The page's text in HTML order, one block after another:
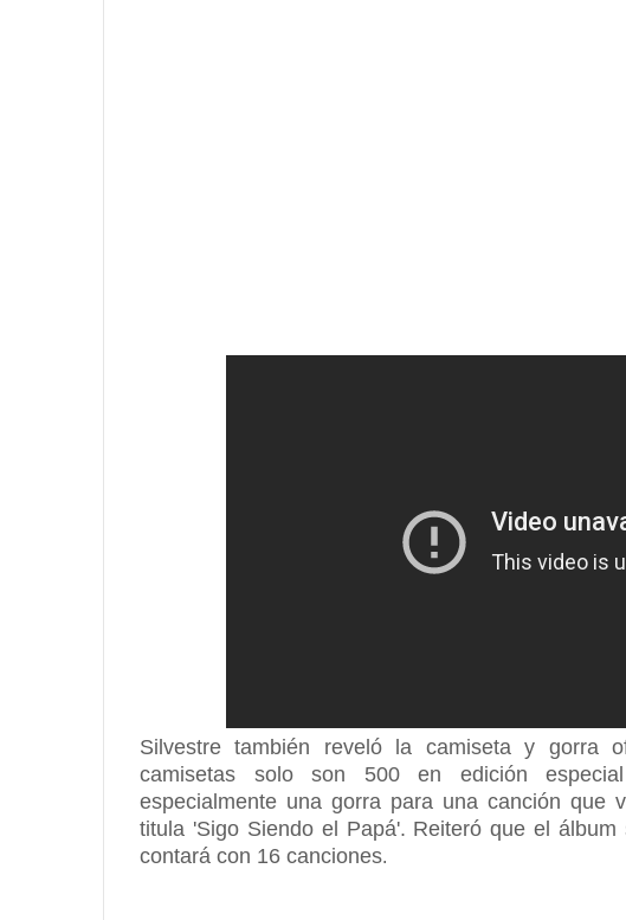
Silvestre también reveló la camiseta y gorra
camisetas solo son 500 en edición
especialmente una gorra para una canción que
titula 'Sigo Siendo el Papá'. Reiteró que el
contará con 16 canciones.